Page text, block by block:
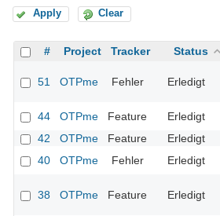
Apply Clear
# Project Tracker Status
51 OTPme Fehler Erledigt
44
OTPme Feature Erledigt
42
OTPme Feature Erledigt
40
OTPme Fehler Erledigt
38 OTPme Feature Erledigt